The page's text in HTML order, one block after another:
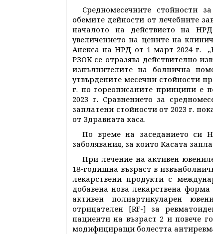
Средномесечните стойности
обемите дейности от лечебните
началото на действието на
увеличението на цените на
Анекса на НРД от 1 март 2024 г.
РЗОК се отразява действително
изпълнителите на болнична
утвърдените месечни стойности
г. по гореописаните принципи е
2023 г. Сравнението за
заплатени стойности от 2023 г.
от Здравната каса.
По време на заседанието си
заболявания, за които Касата
При лечение на активен
18-годишна възраст в
лекарствени продукти с
добавена нова лекарствена
активен полиартикуларен
отрицателен [RF-] за
пациенти на възраст 2 и повече
модифициращи болестта